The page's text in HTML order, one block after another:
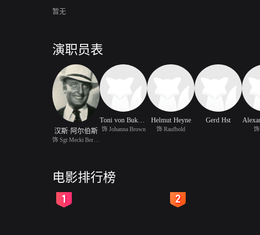
暂无
演职员表
汉斯·阿尔伯斯
Toni von Bukovics
饰 Johanna Brown
Helmut Heyne
饰 Raufbold
Gerd Hst
电影排行榜